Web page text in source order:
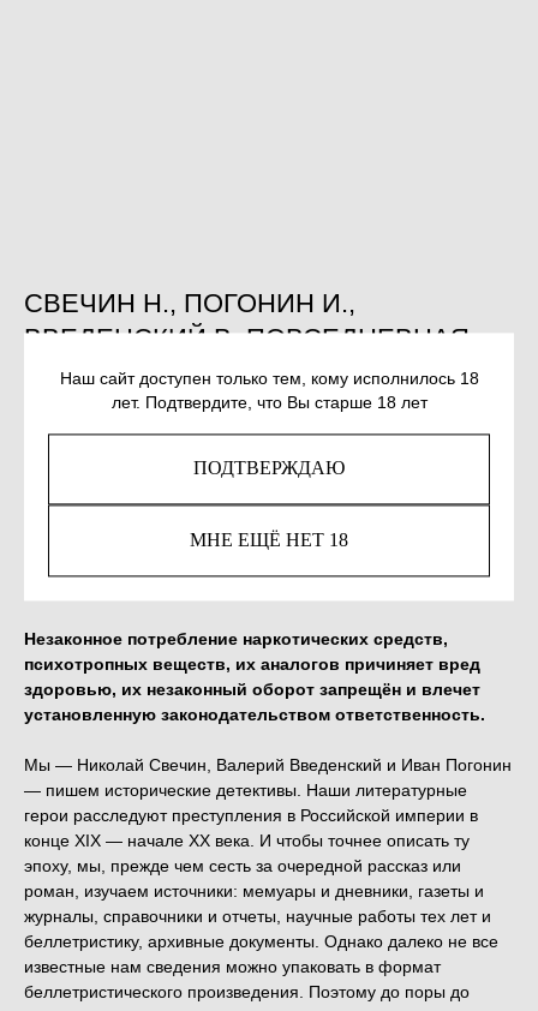
Наш сайт доступен только тем, кому исполнилось 18
лет. Подтвердите, что Вы старше 18 лет
ПОДТВЕРЖДАЮ
МНЕ ЕЩЁ НЕТ 18
СВЕЧИН Н., ПОГОНИН И.,
ВВЕДЕНСКИЙ В. ПОВСЕДНЕВНАЯ
ЖИЗНЬ ПЕТЕРБУРГСКОЙ СЫСКНОЙ
ПОЛИЦИИ
SKU:978-5-04-117124-7
Незаконное потребление наркотических средств,
психотропных веществ, их аналогов причиняет вред
здоровью, их незаконный оборот запрещён и влечет
установленную законодательством ответственность.
Мы — Николай Свечин, Валерий Введенский и Иван Погонин
— пишем исторические детективы. Наши литературные
герои расследуют преступления в Российской империи в
конце XIX — начале XX века. И чтобы точнее описать ту
эпоху, мы, прежде чем сесть за очередной рассказ или
роман, изучаем источники: мемуары и дневники, газеты и
журналы, справочники и отчеты, научные работы тех лет и
беллетристику, архивные документы. Однако далеко не все
известные нам сведения можно упаковать в формат
беллетристического произведения. Поэтому до поры до